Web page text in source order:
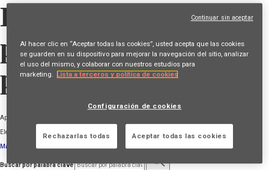
CONOCE A NUESTRA GENTE
MIS APLICACIONES MI PERFIL ESPAÑOL
Eleva tu potencial
para impulsar el
progreso
April 26 2024
Eleva tu potencial para impulsar el progreso
Más información >
Buscar por palabra clave
Al hacer clic en “Aceptar todas las cookies”, usted acepta que las cookies
se guarden en su dispositivo para mejorar la navegación del sitio, analizar
el uso del mismo, y colaborar con nuestros estudios para
marketing. Lista a terceros y política de cookies
Configuración de cookies
Rechazarlas todas Aceptar todas las cookies
Continuar sin aceptar